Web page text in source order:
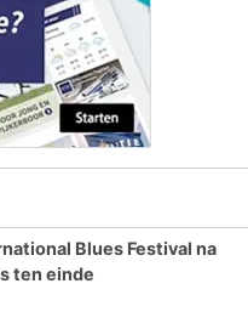
Blues Festival na
ten einde